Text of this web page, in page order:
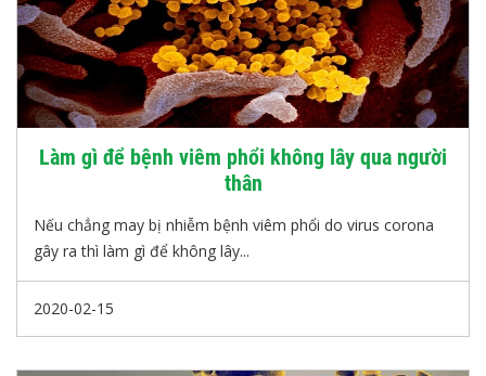
Làm gì để bệnh viêm phổi không lây qua người
thân
Nếu chẳng may bị nhiễm bệnh viêm phổi do virus corona
gây ra thì làm gì để không lây...
2020-02-15